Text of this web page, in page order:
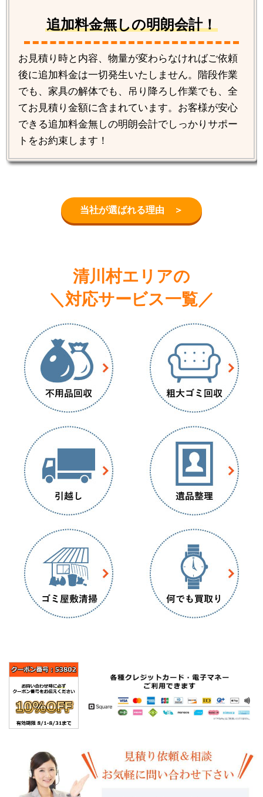
追加料金無しの明朗会計！
お見積り時と内容、物量が変わらなければご依頼
後に追加料金は一切発生いたしません。階段作業
でも、家具の解体でも、吊り降ろし作業でも、全
てお見積り金額に含まれています。お客様が安心
できる追加料金無しの明朗会計でしっかりサポー
トをお約束します！
当社が選ばれる理由 ＞
清川村エリアの
＼対応サービス一覧／